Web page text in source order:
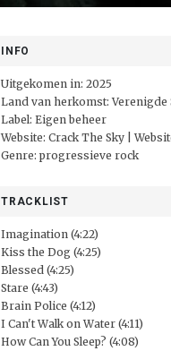
INFO
Uitgekomen in: 2025
Land van herkomst: Verenigde
Label: Eigen beheer
Website: Crack The Sky |
Genre: progressieve rock
TRACKLIST
Imagination (4:22)
Kiss the Dog (4:25)
Blessed (4:25)
Stare (4:43)
Brain Police (4:12)
I Can't Walk on Water (4:11)
How Can You Sleep? (4:08)